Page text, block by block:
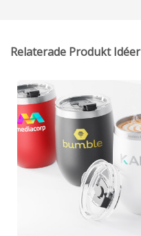
Relaterade Produkt Idéer